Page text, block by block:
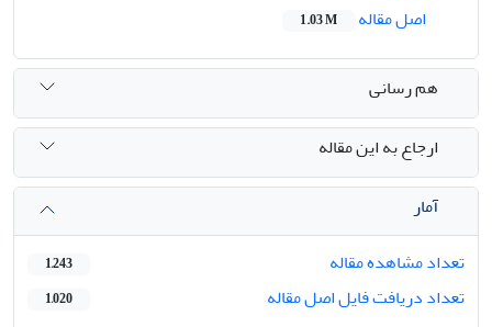
اصل مقاله
1.03 M
هم رسانی
ارجاع به این مقاله
آمار
تعداد مشاهده مقاله
1,243
تعداد دریافت فایل اصل مقاله 1,020